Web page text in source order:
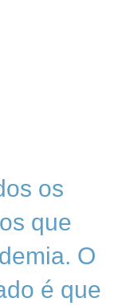
os
que
O
é que